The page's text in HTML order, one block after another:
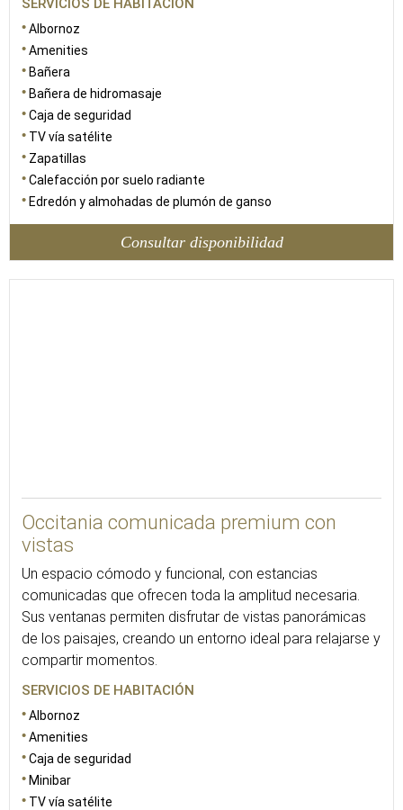
SERVICIOS DE HABITACIÓN
Albornoz
Amenities
Bañera
Bañera de hidromasaje
Caja de seguridad
TV vía satélite
Zapatillas
Calefacción por suelo radiante
Edredón y almohadas de plumón de ganso
Consultar disponibilidad
Occitania comunicada premium con
vistas
Un espacio cómodo y funcional, con estancias
comunicadas que ofrecen toda la amplitud necesaria.
Sus ventanas permiten disfrutar de vistas panorámicas
de los paisajes, creando un entorno ideal para relajarse y
compartir momentos.
SERVICIOS DE HABITACIÓN
Albornoz
Amenities
Caja de seguridad
Minibar
TV vía satélite